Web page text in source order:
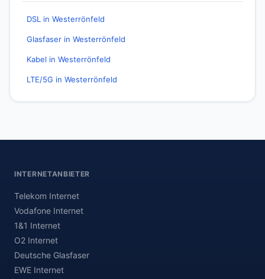
DSL in Westerrönfeld
Glasfaser in Westerrönfeld
Kabel in Westerrönfeld
LTE/5G in Westerrönfeld
INTERNETANBIETER
Telekom Internet
Vodafone Internet
1&1 Internet
O2 Internet
Deutsche Glasfaser
EWE Internet